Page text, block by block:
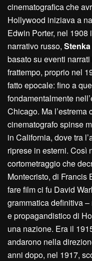
cinematografica che
Hollywood iniziava a
Edwin Porter, nel
narrativo russo,
basato su eventi
frattempo, proprio nel
fatto epocale: fino a
fondamentalmente
Chicago. Ma
cinematografo spinse
in California, dove tra
riprese in esterni. Così
cortometraggio che
Montecristo, di Francis
fare film ci fu David
grammatica definitiva
e propagandistico di
una nazione. Era il
andarono nella
anni dopo, nel 1917,